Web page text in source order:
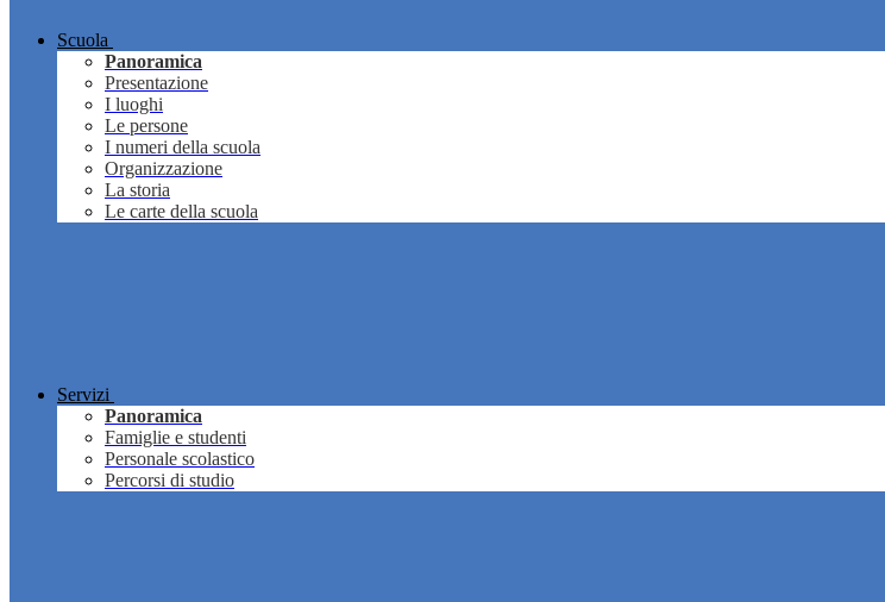
Scuola
Panoramica
Presentazione
I luoghi
Le persone
I numeri della scuola
Organizzazione
La storia
Le carte della scuola
Servizi
Panoramica
Famiglie e studenti
Personale scolastico
Percorsi di studio